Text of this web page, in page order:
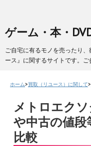
ゲーム・本・
ご自宅に有るモノを売ったり
ース』に関するサイトです。ご
ホーム>買取（リユース）に関して>
メトロエク
や中古の値
比較